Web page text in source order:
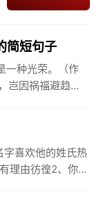
简短句子
一种光荣。（作
岂因祸福避趋
字喜欢他的姓氏热
理由彷徨2、你的